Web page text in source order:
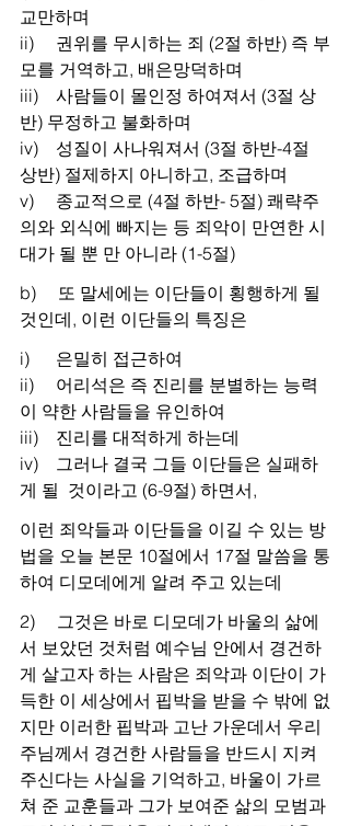
교만하며
ii)     권위를 무시하는 죄 (2절 하반) 즉 부
모를 거역하고, 배은망덕하며
iii)    사람들이 몰인정 하여져서 (3절 상
반) 무정하고 불화하며
iv)    성질이 사나워져서 (3절 하반-4절
상반) 절제하지 아니하고, 조급하며
v)     종교적으로 (4절 하반- 5절) 쾌략주
의와 외식에 빠지는 등 죄악이 만연한 시
대가 될 뿐 만 아니라 (1-5절)
b)     또 말세에는 이단들이 횡행하게 될
것인데, 이런 이단들의 특징은
i)      은밀히 접근하여
ii)     어리석은 즉 진리를 분별하는 능력
이 약한 사람들을 유인하여
iii)    진리를 대적하게 하는데
iv)    그러나 결국 그들 이단들은 실패하
게 될  것이라고 (6-9절) 하면서,
이런 죄악들과 이단들을 이길 수 있는 방
법을 오늘 본문 10절에서 17절 말씀을 통
하여 디모데에게 알려 주고 있는데
2)     그것은 바로 디모데가 바울의 삶에
서 보았던 것처럼 예수님 안에서 경건하
게 살고자 하는 사람은 죄악과 이단이 가
득한 이 세상에서 핍박을 받을 수 밖에 없
지만 이러한 핍박과 고난 가운데서 우리
주님께서 경건한 사람들을 반드시 지켜
주신다는 사실을 기억하고, 바울이 가르
쳐 준 교훈들과 그가 보여준 삶의 모범과